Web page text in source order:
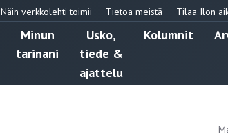
Näin verkkolehti toimii Tietoa meistä Tilaa Ilon
Minun
tarinani
Usko,
tiede &
ajattelu
Kolumnit